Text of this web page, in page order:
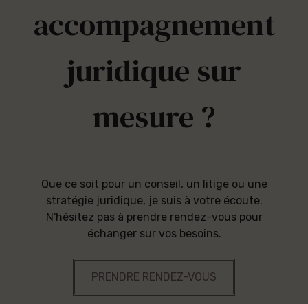
accompagnement
juridique sur
mesure ?
Que ce soit pour un conseil, un litige ou une
stratégie juridique, je suis à votre écoute.
N'hésitez pas à prendre rendez-vous pour
échanger sur vos besoins.
PRENDRE RENDEZ-VOUS